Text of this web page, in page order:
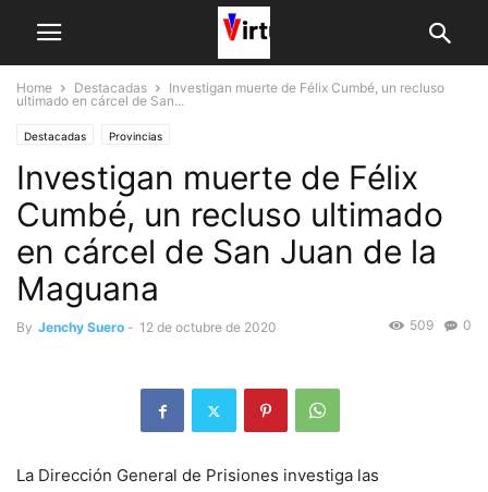
Home Destacadas
Investigan muerte de Félix Cumbé, un recluso
ultimado en cárcel de San...
Destacadas Provincias
Investigan muerte de Félix
Cumbé, un recluso ultimado
en cárcel de San Juan de la
Maguana
By Jenchy Suero - 12 de octubre de 2020 0
509
La Dirección General de Prisiones investiga las